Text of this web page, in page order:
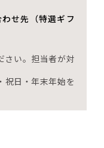
せ先（特選ギフ
さい。担当者が対
祝日・年末年始を